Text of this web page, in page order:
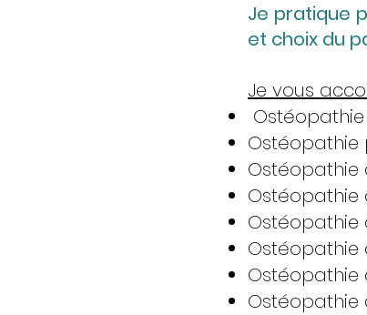
Je pratique
et choix du
Je vous
Ostéopathie
Ostéopathie
Ostéopathie
Ostéopathie
Ostéopathie
Ostéopathie
Ostéopathie